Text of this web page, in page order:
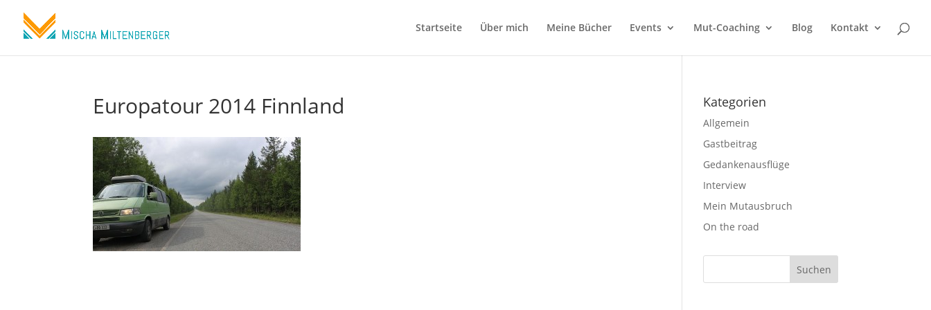
Startseite Über mich Meine Bücher Events Mut-Coaching Blog Kontakt
Europatour 2014 Finnland Kategorien
Allgemein
Gastbeitrag
Gedankenausflüge
Interview
Mein Mutausbruch
On the road